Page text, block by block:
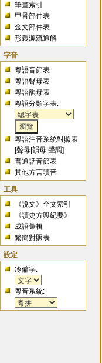
筆畫索引
甲骨部件表
金文部件表
形義源流通解
字音
粵語音節表
粵語聲母表
粵語韻母表
粵語分類字表:
粵語注音系統對照表
[聲母 |韻母 |聲調]
普通話音節表
其他方言讀音
工具
《說文》全文索引
《讀史方輿紀要》
成語彙輯
繁簡對照表
設定
冷僻字:
粵音系統: